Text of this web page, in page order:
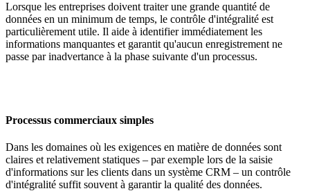
Lorsque les entreprises doivent traiter une grande quantité de
données en un minimum de temps, le contrôle d'intégralité est
particulièrement utile. Il aide à identifier immédiatement les
informations manquantes et garantit qu'aucun enregistrement ne
passe par inadvertance à la phase suivante d'un processus.
Processus commerciaux simples
Dans les domaines où les exigences en matière de données sont
claires et relativement statiques – par exemple lors de la saisie
d'informations sur les clients dans un système CRM – un contrôle
d'intégralité suffit souvent à garantir la qualité des données.